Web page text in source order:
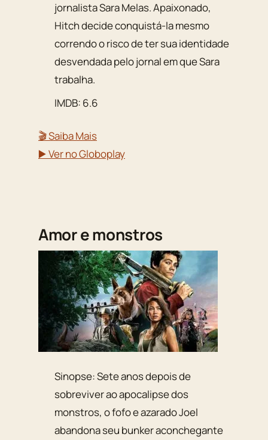
jornalista Sara Melas. Apaixonado,
Hitch decide conquistá-la mesmo
correndo o risco de ter sua identidade
desvendada pelo jornal em que Sara
trabalha.
IMDB: 6.6
🎬 Saiba Mais
▶️ Ver no Globoplay
Amor e monstros
Sinopse: Sete anos depois de
sobreviver ao apocalipse dos
monstros, o fofo e azarado Joel
abandona seu bunker aconchegante